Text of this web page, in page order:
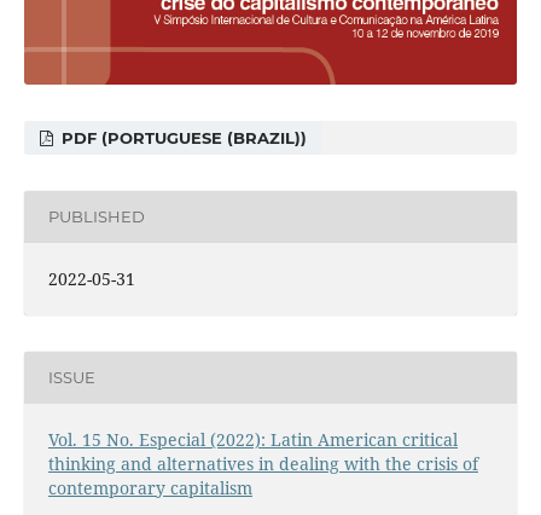
PDF (PORTUGUESE (BRAZIL))
PUBLISHED
2022-05-31
ISSUE
Vol. 15 No. Especial (2022): Latin American critical
thinking and alternatives in dealing with the crisis of
contemporary capitalism